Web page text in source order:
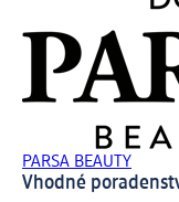
PARSA BEAUTY
Vhodné